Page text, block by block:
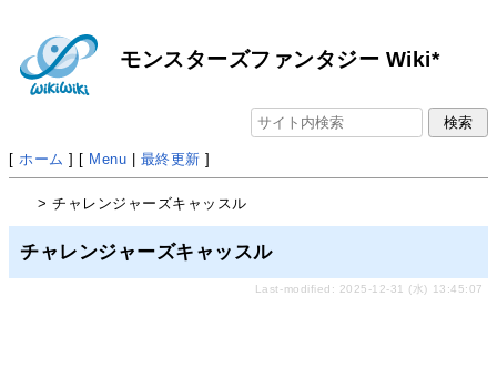
モンスターズファンタジー Wiki*
[ ホーム ] [ Menu | 最終更新 ]
> チャレンジャーズキャッスル
チャレンジャーズキャッスル
Last-modified: 2025-12-31 (水) 13:45:07